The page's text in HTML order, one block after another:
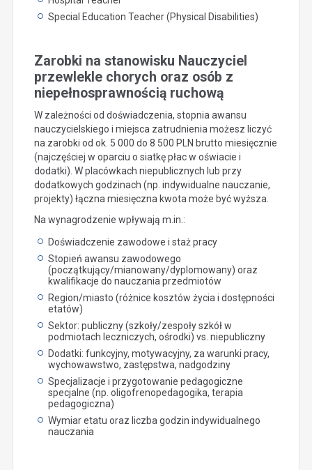
Special Education Teacher (Physical Disabilities)
Zarobki na stanowisku Nauczyciel
przewlekle chorych oraz osób z
niepełnosprawnością ruchową
W zależności od doświadczenia, stopnia awansu
nauczycielskiego i miejsca zatrudnienia możesz liczyć
na zarobki od ok. 5 000 do 8 500 PLN brutto miesięcznie
(najczęściej w oparciu o siatkę płac w oświacie i
dodatki). W placówkach niepublicznych lub przy
dodatkowych godzinach (np. indywidualne nauczanie,
projekty) łączna miesięczna kwota może być wyższa.
Na wynagrodzenie wpływają m.in.:
Doświadczenie zawodowe i staż pracy
Stopień awansu zawodowego
(początkujący/mianowany/dyplomowany) oraz
kwalifikacje do nauczania przedmiotów
Region/miasto (różnice kosztów życia i dostępności
etatów)
Sektor: publiczny (szkoły/zespoły szkół w
podmiotach leczniczych, ośrodki) vs. niepubliczny
Dodatki: funkcyjny, motywacyjny, za warunki pracy,
wychowawstwo, zastępstwa, nadgodziny
Specjalizacje i przygotowanie pedagogiczne
specjalne (np. oligofrenopedagogika, terapia
pedagogiczna)
Wymiar etatu oraz liczba godzin indywidualnego
nauczania